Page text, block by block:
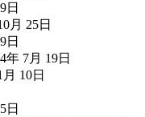
日
月 25日
日
年 7月 19日
10日
日